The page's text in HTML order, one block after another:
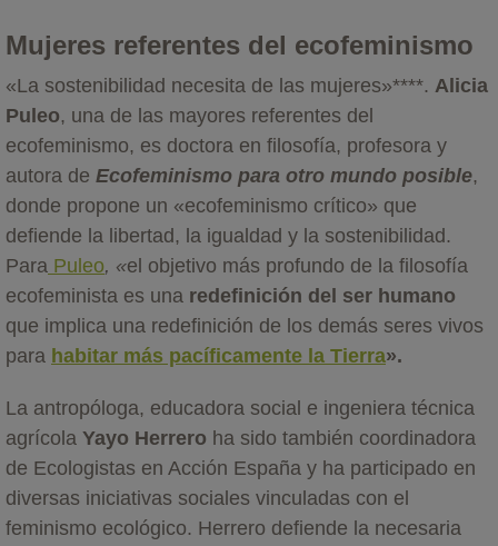
Mujeres referentes del ecofeminismo
«La sostenibilidad necesita de las mujeres»****. Alicia
Puleo, una de las mayores referentes del
ecofeminismo, es doctora en filosofía, profesora y
autora de Ecofeminismo para otro mundo posible,
donde propone un «ecofeminismo crítico» que
defiende la libertad, la igualdad y la sostenibilidad.
Para Puleo, «el objetivo más profundo de la filosofía
ecofeminista es una redefinición del ser humano
que implica una redefinición de los demás seres vivos
para habitar más pacíficamente la Tierra».
La antropóloga, educadora social e ingeniera técnica
agrícola Yayo Herrero ha sido también coordinadora
de Ecologistas en Acción España y ha participado en
diversas iniciativas sociales vinculadas con el
feminismo ecológico. Herrero defiende la necesaria